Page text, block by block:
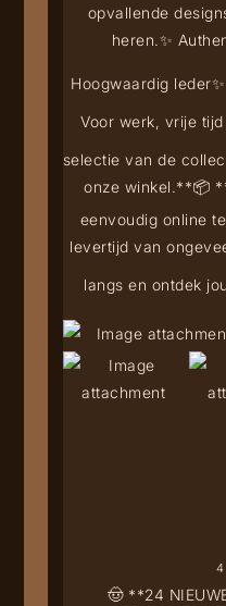
🤠 **24
opvallende
heren.✨
Hoogwaardig leder
Voor werk, vrije
selectie van de
onze winkel.**📦
eenvoudig online
levertijd van
langs en ontdek
4